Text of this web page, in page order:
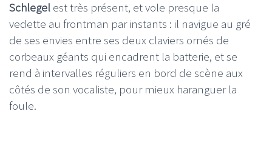
Schlegel est très présent, et vole presque la
vedette au frontman par instants : il navigue au gré
de ses envies entre ses deux claviers ornés de
corbeaux géants qui encadrent la batterie, et se
rend à intervalles réguliers en bord de scène aux
côtés de son vocaliste, pour mieux haranguer la
foule.